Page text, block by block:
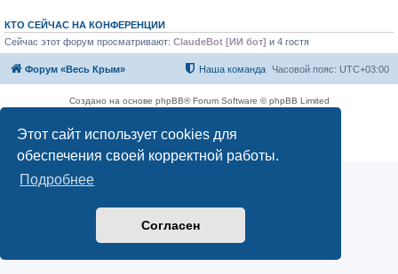
Этот сайт использует cookies для
обеспечения своей корректной работы.
Подробнее
Согласен
КТО СЕЙЧАС НА КОНФЕРЕНЦИИ
Сейчас этот форум просматривают: ClaudeBot [ИИ бот] и 4 гостя
Форум «Весь Крым» Часовой пояс: UTC+03:00
Наша команда
Создано на основе phpBB® Forum Software © phpBB Limited